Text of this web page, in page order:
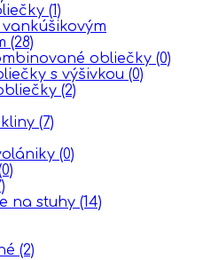
(1)
(28)
obliečky (0)
s výšivkou (0)
(2)
(7)
(0)
na stuhy (14)
(2)